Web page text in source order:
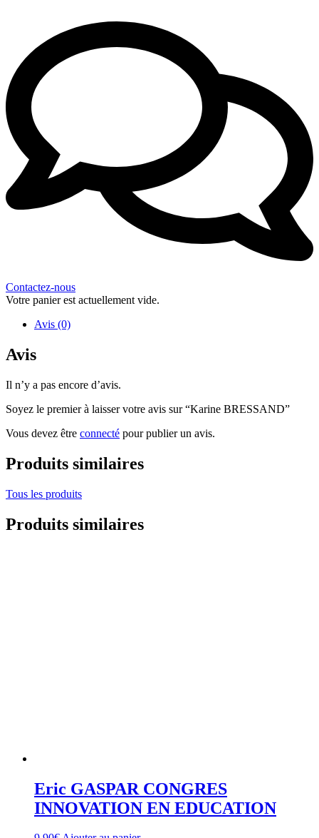
Contactez-nous
Votre panier est actuellement vide.
Avis (0)
Avis
Il n’y a pas encore d’avis.
Soyez le premier à laisser votre avis sur “Karine BRESSAND”
Vous devez être connecté pour publier un avis.
Produits similaires
Tous les produits
Produits similaires
Eric GASPAR CONGRES
INNOVATION EN EDUCATION